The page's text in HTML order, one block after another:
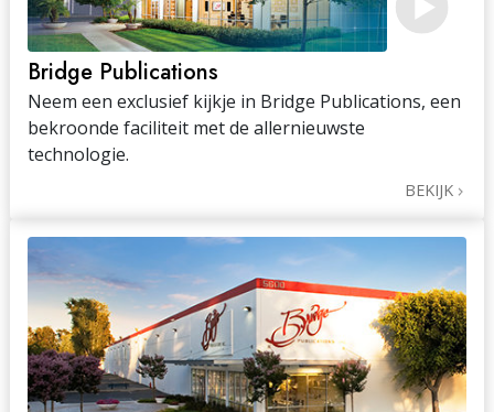
Bridge Publications
Neem een exclusief kijkje in Bridge Publications, een
bekroonde faciliteit met de allernieuwste
technologie.
BEKIJK